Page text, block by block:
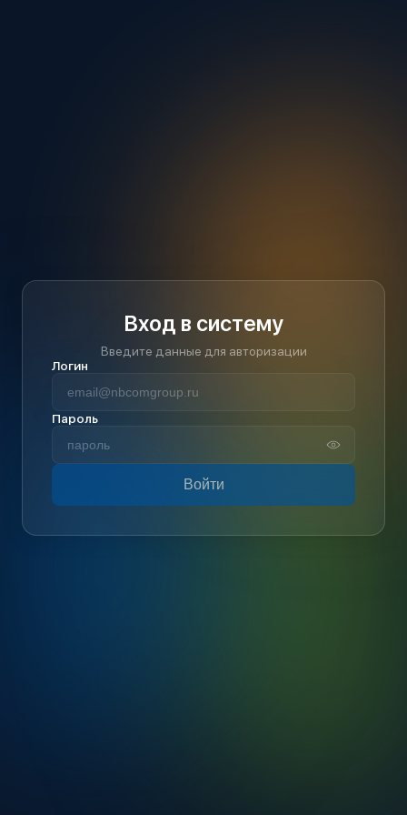
Вход в систему
Введите данные для авторизации
Логин
Пароль
Войти